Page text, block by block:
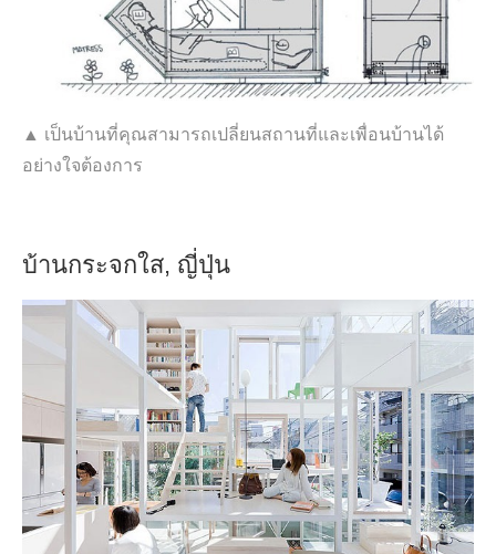
▲ เป็นบ้านที่คุณสามารถเปลี่ยนสถานที่และเพื่อนบ้านได้
อย่างใจต้องการ
บ้านกระจกใส, ญี่ปุ่น